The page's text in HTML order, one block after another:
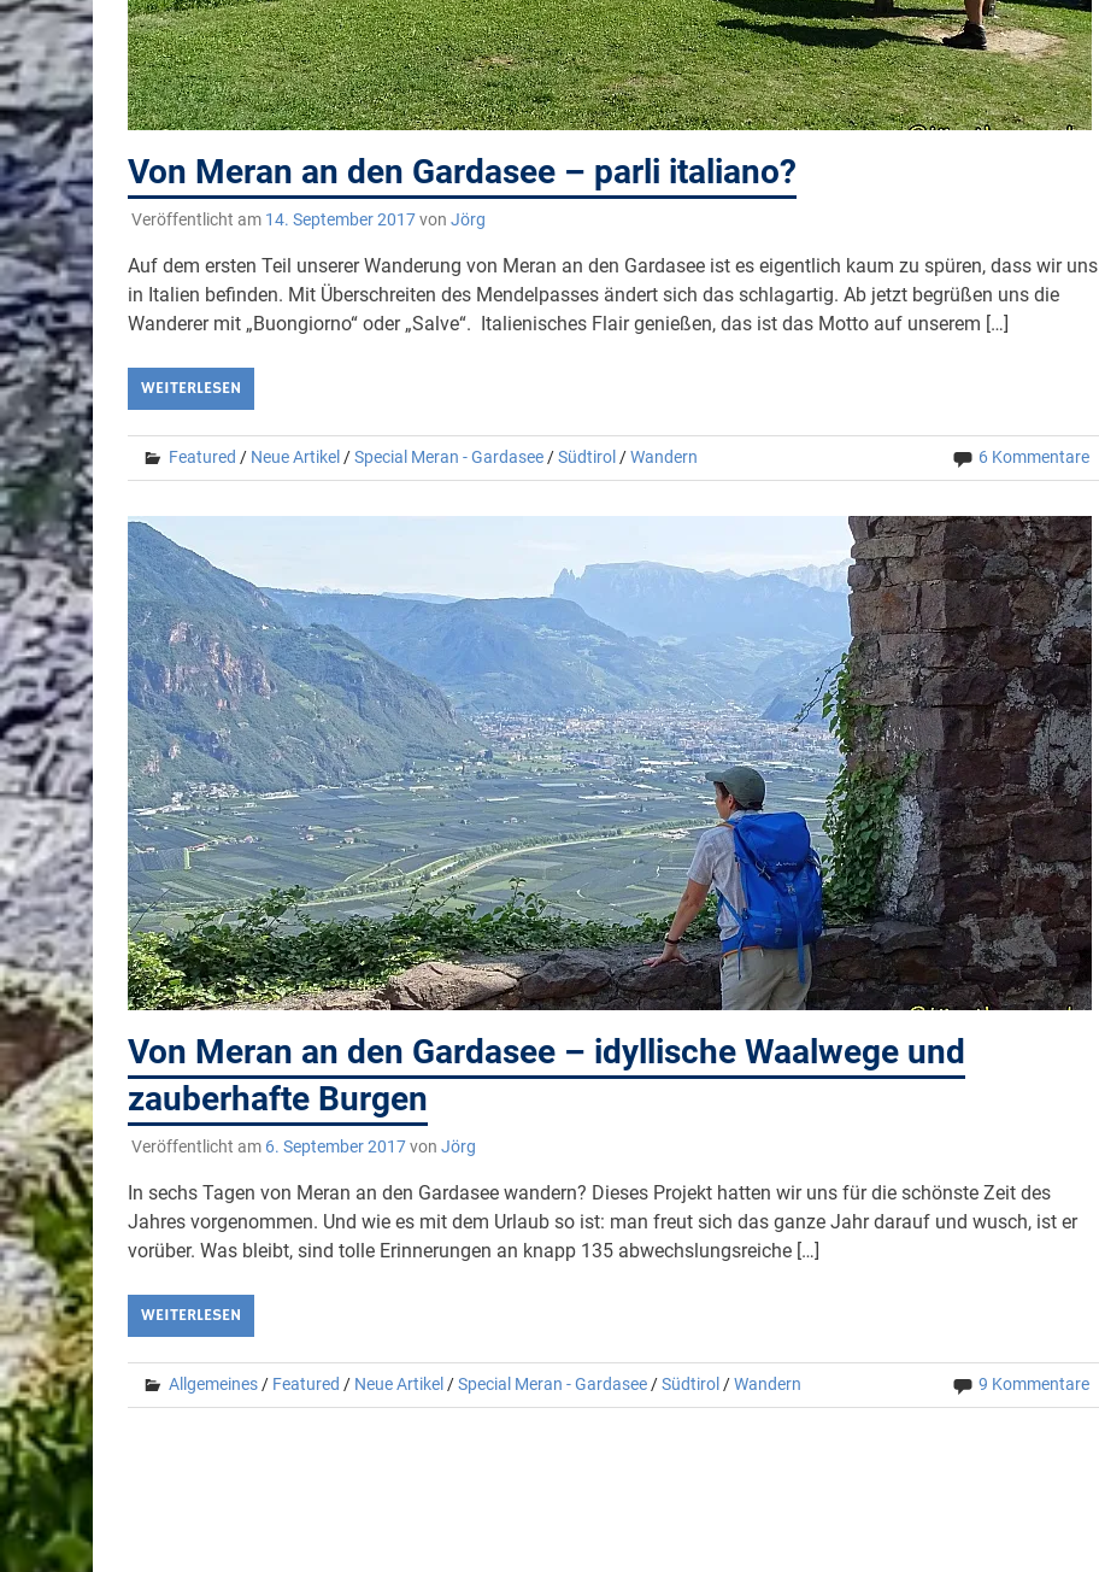
Von Meran an den Gardasee – parli italiano?
Veröffentlicht am 14. September 2017von Jörg
Auf dem ersten Teil unserer Wanderung von Meran an den Gardasee ist es eigentlich kaum zu spüren, dass wir uns
in Italien befinden. Mit Überschreiten des Mendelpasses ändert sich das schlagartig. Ab jetzt begrüßen uns die
Wanderer mit „Buongiorno“ oder „Salve“. Italienisches Flair genießen, das ist das Motto auf unserem […]
WEITERLESEN
Featured / Neue Artikel /Special Meran - Gardasee/Südtirol /Wandern 6 Kommentare
Von Meran an den Gardasee – idyllische Waalwege und
zauberhafte Burgen
Veröffentlicht am 6. September 2017von Jörg
In sechs Tagen von Meran an den Gardasee wandern? Dieses Projekt hatten wir uns für die schönste Zeit des
Jahres vorgenommen. Und wie es mit dem Urlaub so ist: man freut sich das ganze Jahr darauf und wusch, ist er
vorüber. Was bleibt, sind tolle Erinnerungen an knapp 135 abwechslungsreiche […]
WEITERLESEN
Allgemeines/ Featured / Neue Artikel/Special Meran - Gardasee/Südtirol/Wandern 9 Kommentare